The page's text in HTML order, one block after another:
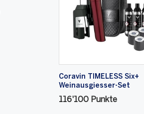
Coravin TIMELESS Six+
Weinausgiesser-Set
116'100 Punkte